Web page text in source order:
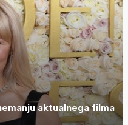
aktualnega filma